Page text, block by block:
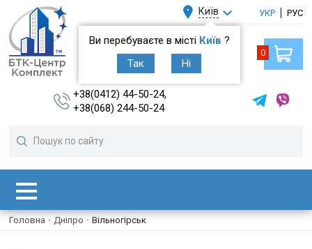
Київ
Ви перебуваєте в місті Київ ?
Так
Ні
УКР РУС
+38(0412) 44-50-24,
+38(068) 244-50-24
0
Головна · Дніпро · Вільногірськ